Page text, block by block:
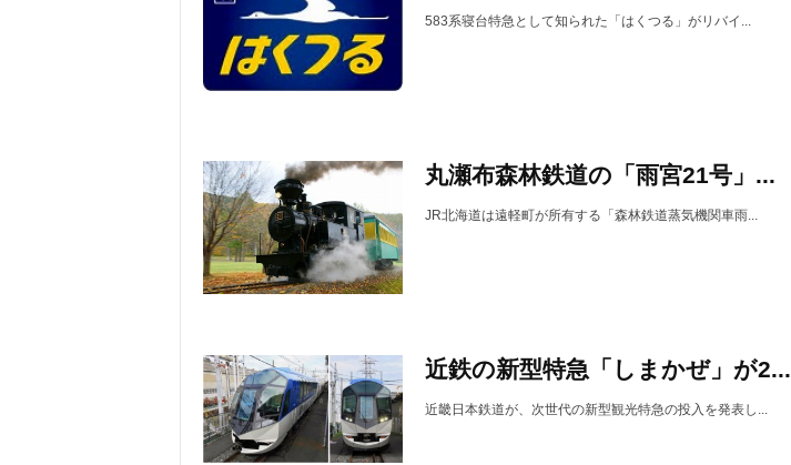
583系寝台特急として知られた「はくつる」がリバイ...
丸瀬布森林鉄道の「雨宮21号」...
JR北海道は遠軽町が所有する「森林鉄道蒸気機関車雨...
近鉄の新型特急「しまかぜ」が2...
近畿日本鉄道が、次世代の新型観光特急の投入を発表し...